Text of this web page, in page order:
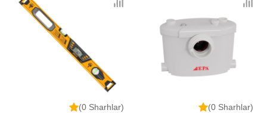
(0 Sharhlar) (0 Sharhlar)